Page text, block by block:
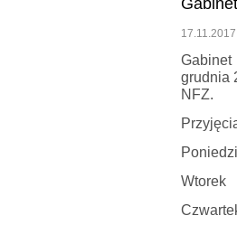
grudnia
NFZ.